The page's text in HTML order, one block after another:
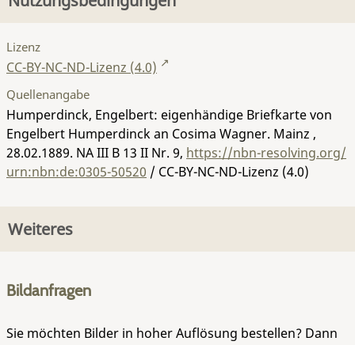
Lizenz
CC-BY-NC-ND-Lizenz (4.0)
Quellenangabe
Humperdinck, Engelbert: eigenhändige Briefkarte von
Engelbert Humperdinck an Cosima Wagner. Mainz ,
28.02.1889. NA III B 13 II Nr. 9, https://nbn-resolving.org/
urn:nbn:de:0305-50520 / CC-BY-NC-ND-Lizenz (4.0)
Weiteres
Bildanfragen
Sie möchten Bilder in hoher Auflösung bestellen? Dann